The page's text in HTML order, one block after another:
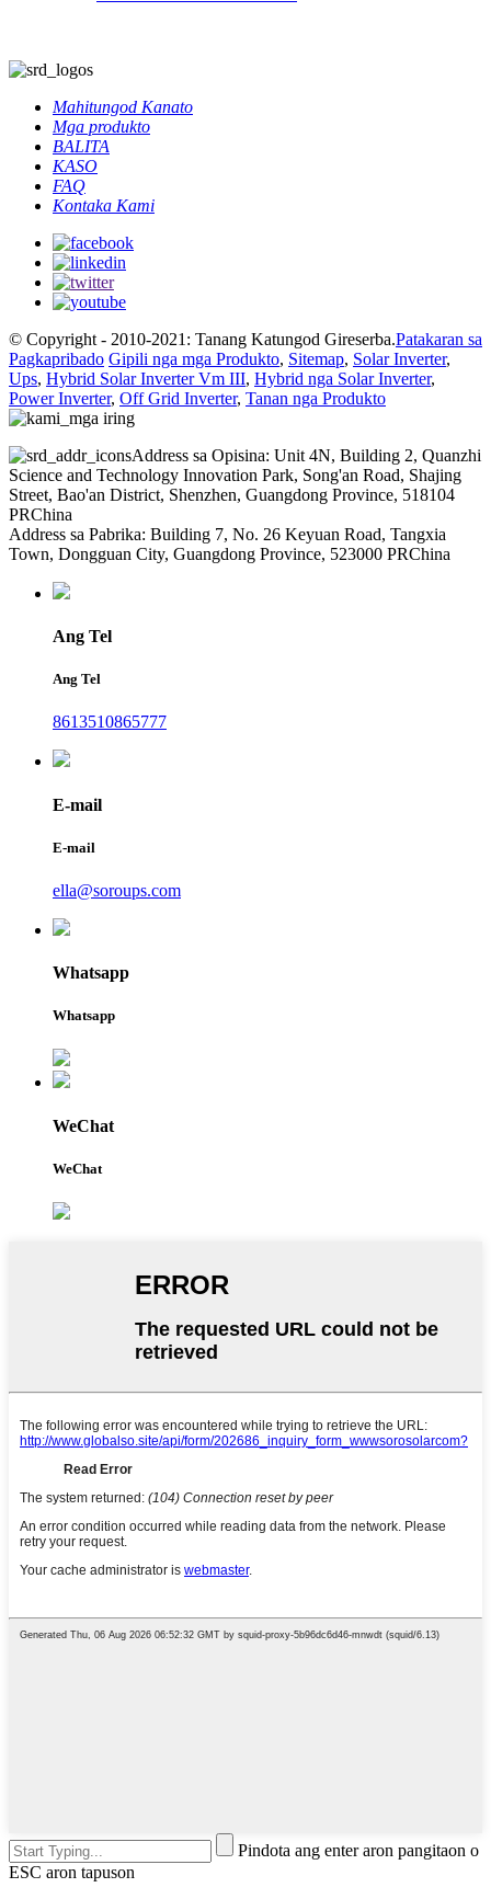
Mahitungod Kanato
Mga produkto
BALITA
KASO
FAQ
Kontaka Kami
© Copyright - 2010-2021: Tanang Katungod Gireserba.Patakaran sa
Pagkapribado Gipili nga mga Produkto, Sitemap, Solar Inverter,
Ups, Hybrid Solar Inverter Vm III, Hybrid nga Solar Inverter,
Power Inverter, Off Grid Inverter, Tanan nga Produkto
Address sa Opisina: Unit 4N, Building 2, Quanzhi
Science and Technology Innovation Park, Song'an Road, Shajing
Street, Bao'an District, Shenzhen, Guangdong Province, 518104
PRChina
Address sa Pabrika: Building 7, No. 26 Keyuan Road, Tangxia
Town, Dongguan City, Guangdong Province, 523000 PRChina
Ang Tel
Ang Tel
8613510865777
E-mail
E-mail
ella@soroups.com
Whatsapp
Whatsapp
WeChat
WeChat
Pindota ang enter aron pangitaon o
ESC aron tapuson